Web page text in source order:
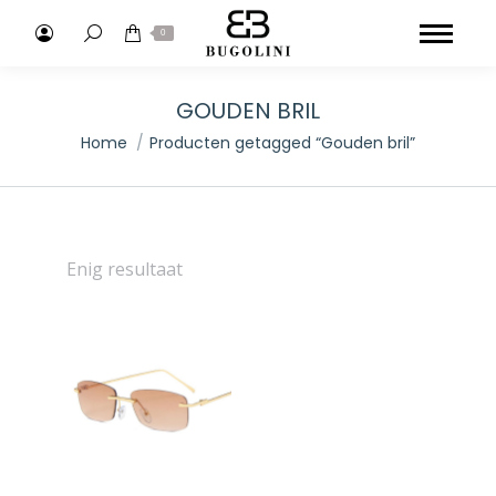
Search: 0
GOUDEN BRIL
Je bent hier:
Home Producten getagged “Gouden bril”
Enig resultaat